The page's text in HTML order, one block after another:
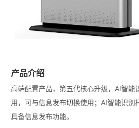
产品介绍
高端配置产品，第五代核心升级，AI智能
用，可与信息发布切换使用；AI智能识别
具备信息发布功能。